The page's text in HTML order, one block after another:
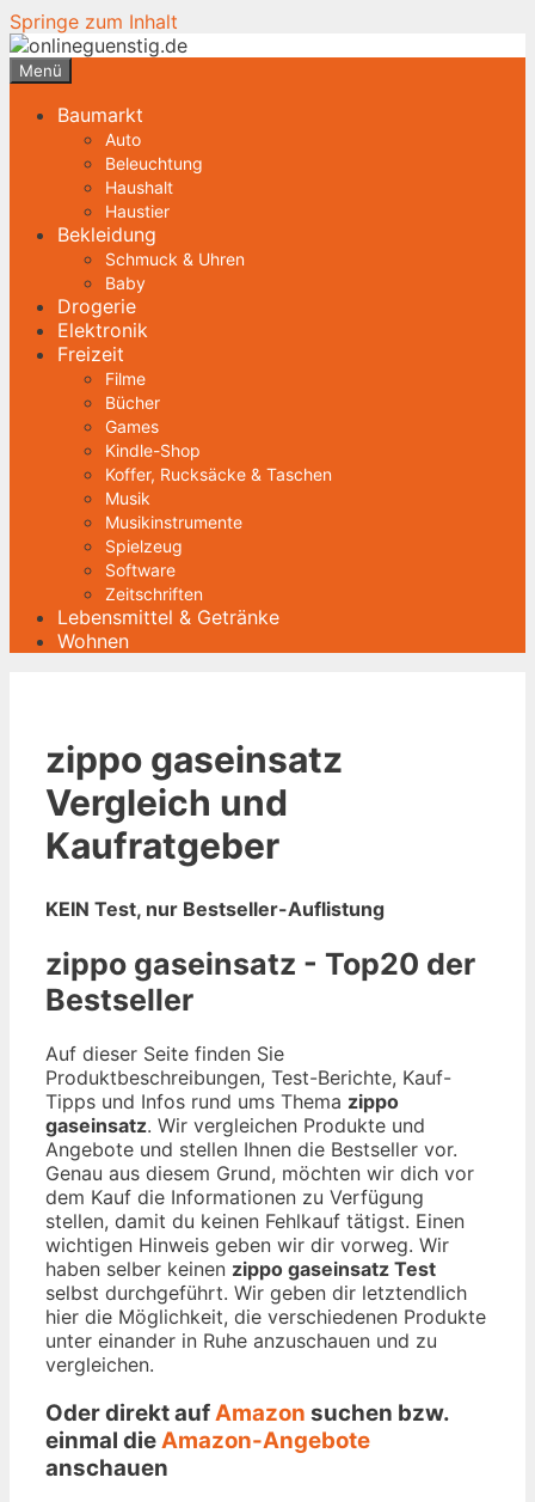
Springe zum Inhalt
Menü
Baumarkt
Auto
Beleuchtung
Haushalt
Haustier
Bekleidung
Schmuck & Uhren
Baby
Drogerie
Elektronik
Freizeit
Filme
Bücher
Games
Kindle-Shop
Koffer, Rucksäcke & Taschen
Musik
Musikinstrumente
Spielzeug
Software
Zeitschriften
Lebensmittel & Getränke
Wohnen
zippo gaseinsatz
Vergleich und
Kaufratgeber
KEIN Test, nur Bestseller-Auflistung
zippo gaseinsatz - Top20 der
Bestseller
Auf dieser Seite finden Sie
Produktbeschreibungen, Test-Berichte, Kauf-
Tipps und Infos rund ums Thema zippo
gaseinsatz. Wir vergleichen Produkte und
Angebote und stellen Ihnen die Bestseller vor.
Genau aus diesem Grund, möchten wir dich vor
dem Kauf die Informationen zu Verfügung
stellen, damit du keinen Fehlkauf tätigst. Einen
wichtigen Hinweis geben wir dir vorweg. Wir
haben selber keinen zippo gaseinsatz Test
selbst durchgeführt. Wir geben dir letztendlich
hier die Möglichkeit, die verschiedenen Produkte
unter einander in Ruhe anzuschauen und zu
vergleichen.
Oder direkt aufAmazon suchen bzw.
einmal dieAmazon-Angebote
anschauen